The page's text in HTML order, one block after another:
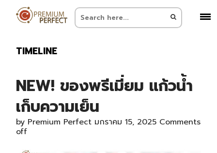
TIMELINE
NEW! ของพรีเมี่ยม แก้วน้ำ
เก็บความเย็น
by Premium Perfect มกราคม 15, 2025 Comments
off